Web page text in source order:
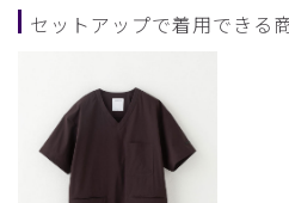
セットアップで着用できる